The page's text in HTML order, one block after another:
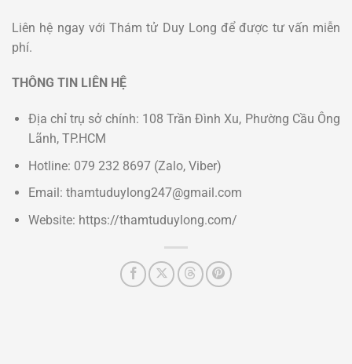
Liên hệ ngay với Thám tử Duy Long để được tư vấn miễn
phí.
THÔNG TIN LIÊN HỆ
Địa chỉ trụ sở chính: 108 Trần Đình Xu, Phường Cầu Ông
Lãnh, TP.HCM
Hotline: 079 232 8697 (Zalo, Viber)
Email: thamtuduylong247@gmail.com
Website: https://thamtuduylong.com/